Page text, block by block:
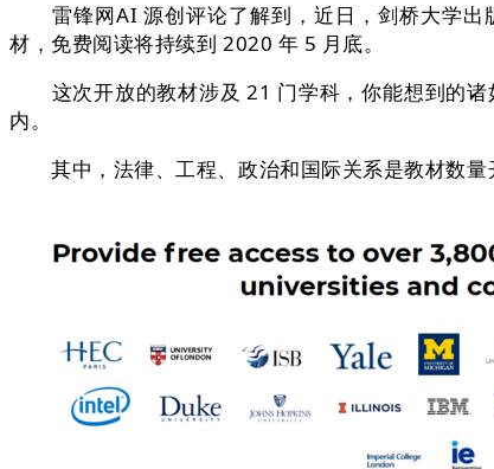
雷锋网AI 源创评论了解到，近日，剑桥大学出
材，免费阅读将持续到 2020 年 5 月底。
这次开放的教材涉及 21 门学科，你能想到的诸
内。
其中，法律、工程、政治和国际关系是教材数量